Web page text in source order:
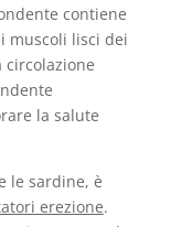
contiene
muscoli lisci dei
circolazione
la salute
le sardine, è
erezione.